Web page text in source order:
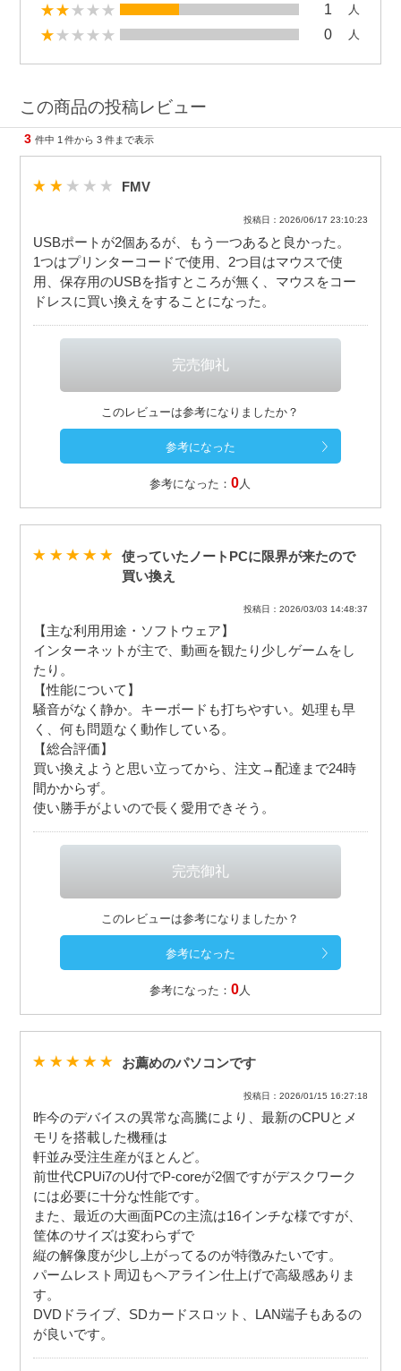
1 人
0 人
この商品の投稿レビュー
3 件中 1 件から 3 件まで表示
FMV
投稿日：2026/06/17 23:10:23
USBポートが2個あるが、もう一つあると良かった。
1つはプリンターコードで使用、2つ目はマウスで使
用、保存用のUSBを指すところが無く、マウスをコー
ドレスに買い換えをすることになった。
このレビューは参考になりましたか？
参考になった：0 人
使っていたノートPCに限界が来たので
買い換え
投稿日：2026/03/03 14:48:37
【主な利用用途・ソフトウェア】
インターネットが主で、動画を観たり少しゲームをし
たり。
【性能について】
騒音がなく静か。キーボードも打ちやすい。処理も早
く、何も問題なく動作している。
【総合評価】
買い換えようと思い立ってから、注文→配達まで24時
間かからず。
使い勝手がよいので長く愛用できそう。
このレビューは参考になりましたか？
参考になった：0 人
お薦めのパソコンです
投稿日：2026/01/15 16:27:18
昨今のデバイスの異常な高騰により、最新のCPUとメ
モリを搭載した機種は
軒並み受注生産がほとんど。
前世代CPUi7のU付でP-coreが2個ですがデスクワーク
には必要に十分な性能です。
また、最近の大画面PCの主流は16インチな様ですが、
筐体のサイズは変わらずで
縦の解像度が少し上がってるのが特徴みたいです。
パームレスト周辺もヘアライン仕上げで高級感ありま
す。
DVDドライブ、SDカードスロット、LAN端子もあるの
が良いです。